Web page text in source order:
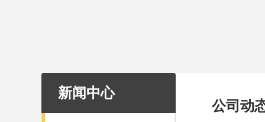
新闻中心
公司动